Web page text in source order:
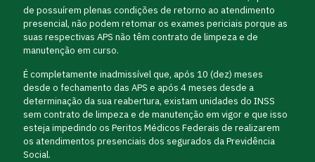
de possuírem plenas condições de retorno ao atendimento
presencial, não podem retomar os exames periciais porque as
suas respectivas APS não têm contrato de limpeza e de
manutenção em curso.
É completamente inadmissível que, após 10 (dez) meses
desde o fechamento das APS e após 4 meses desde a
determinação da sua reabertura, existam unidades do INSS
sem contrato de limpeza e de manutenção em vigor e que isso
esteja impedindo os Peritos Médicos Federais de realizarem
os atendimentos presenciais dos segurados da Previdência
Social.